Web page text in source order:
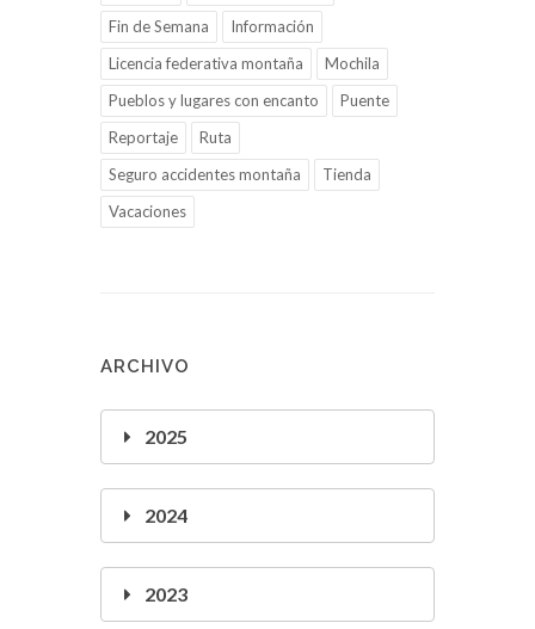
Fin de Semana
Información
Licencia federativa montaña
Mochila
Pueblos y lugares con encanto
Puente
Reportaje
Ruta
Seguro accidentes montaña
Tienda
Vacaciones
ARCHIVO
2025
2024
2023